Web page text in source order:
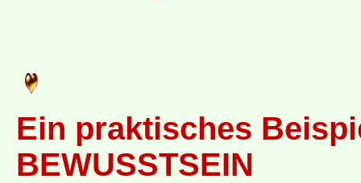
Ein praktisches
BEWUSSTSEIN